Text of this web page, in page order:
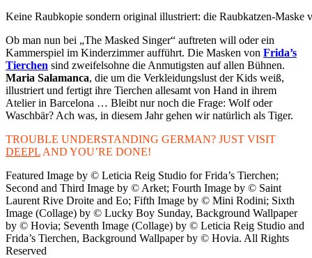
Keine Raubkopie sondern original illustriert: die Raubkatzen-
Ob man nun bei „The Masked Singer“ auftreten will oder ein
Kammerspiel im Kinderzimmer aufführt. Die Masken von Frida’s
Tierchen sind zweifelsohne die Anmutigsten auf allen Bühnen.
Maria Salamanca, die um die Verkleidungslust der Kids weiß,
illustriert und fertigt ihre Tierchen allesamt von Hand in ihrem
Atelier in Barcelona … Bleibt nur noch die Frage: Wolf oder
Waschbär? Ach was, in diesem Jahr gehen wir natürlich als Tiger.
TROUBLE UNDERSTANDING GERMAN? JUST VISIT
DEEPL AND YOU’RE DONE!
Featured Image by © Leticia Reig Studio for Frida’s Tierchen;
Second and Third Image by © Arket; Fourth Image by © Saint
Laurent Rive Droite and Eo; Fifth Image by © Mini Rodini; Sixth
Image (Collage) by © Lucky Boy Sunday, Background Wallpaper
by © Hovia; Seventh Image (Collage) by © Leticia Reig Studio and
Frida’s Tierchen, Background Wallpaper by © Hovia. All Rights
Reserved